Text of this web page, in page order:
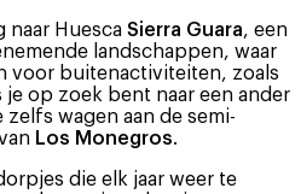
naar Huesca Sierra Guara, een
landschappen, waar
voor buitenactiviteiten, zoals
op zoek bent naar een ander
wagen aan de semi-
Los Monegros.
die elk jaar weer te